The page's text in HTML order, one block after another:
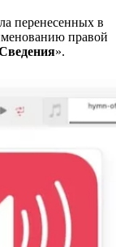
перенесенных в
правой
».